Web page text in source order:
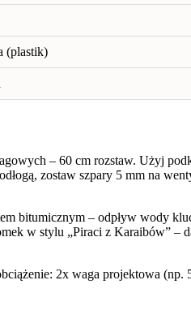
(plastik)
– 60 cm rozstaw. Użyj
zostaw szpary 5 mm na
bitumicznym – odpływ wody
w stylu „Piraci z Karaibów” –
2x waga projektowa (np.